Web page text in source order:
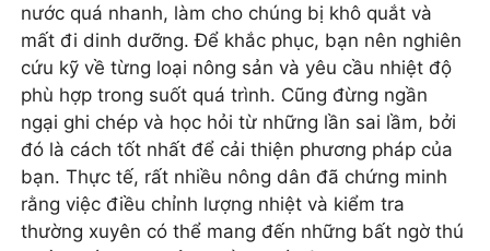
nước quá nhanh, làm cho chúng bị khô quắt và
mất đi dinh dưỡng. Để khắc phục, bạn nên nghiên
cứu kỹ về từng loại nông sản và yêu cầu nhiệt độ
phù hợp trong suốt quá trình. Cũng đừng ngần
ngại ghi chép và học hỏi từ những lần sai lầm, bởi
đó là cách tốt nhất để cải thiện phương pháp của
bạn. Thực tế, rất nhiều nông dân đã chứng minh
rằng việc điều chỉnh lượng nhiệt và kiểm tra
thường xuyên có thể mang đến những bất ngờ thú